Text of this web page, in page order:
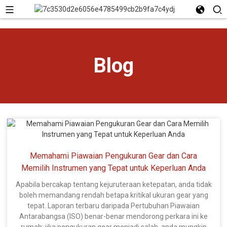
Blog
Memahami Piawaian Pengukuran Gear dan Cara
Memilih Instrumen yang Tepat untuk Keperluan Anda
Apabila bercakap tentang kejuruteraan ketepatan, anda tidak
boleh memandang rendah betapa kritikal ukuran gear yang
tepat. Laporan terbaru daripada Pertubuhan Piawaian
Antarabangsa (ISO) benar-benar mendorong perkara ini ke